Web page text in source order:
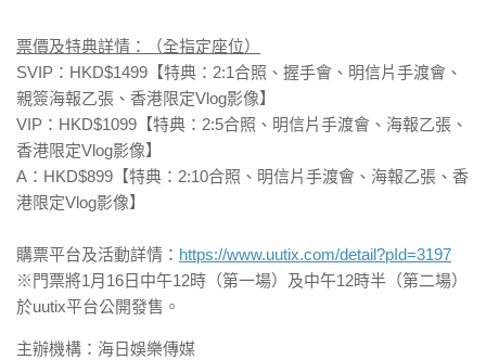
票價及特典詳情：（全指定座位）
SVIP：HKD$1499【特典：2:1合照、握手會、明信片手渡會、
親簽海報乙張、香港限定Vlog影像】
VIP：HKD$1099【特典：2:5合照、明信片手渡會、海報乙張、
香港限定Vlog影像】
A：HKD$899【特典：2:10合照、明信片手渡會、海報乙張、香
港限定Vlog影像】
購票平台及活動詳情： https://www.uutix.com/detail?pId=3197
※門票將1月16日中午12時（第一場）及中午12時半（第二場）
於uutix平台公開發售。
主辦機構：海日娛樂傳媒